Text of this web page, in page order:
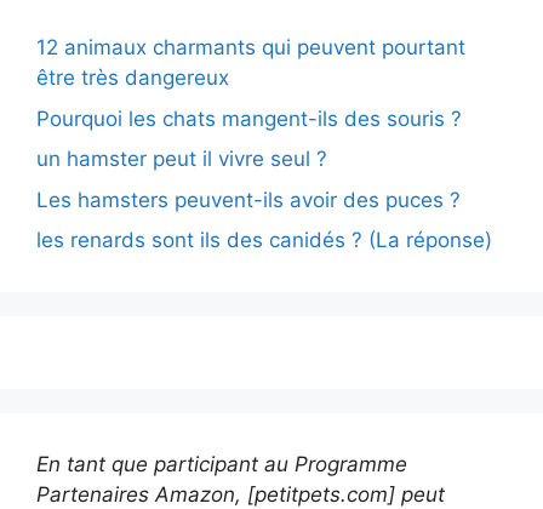
12 animaux charmants qui peuvent pourtant
être très dangereux
Pourquoi les chats mangent-ils des souris ?
un hamster peut il vivre seul ?
Les hamsters peuvent-ils avoir des puces ?
les renards sont ils des canidés ? (La réponse)
En tant que participant au Programme
Partenaires Amazon, [petitpets.com] peut